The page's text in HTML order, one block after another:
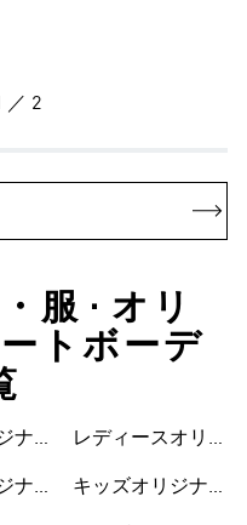
／ 2
服 • オリ
トボーデ
ナル
ナル
レディースオリジ
キッズオリジナル